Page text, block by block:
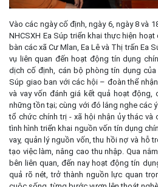
Vào các ngày cố định, ngày 6, ngày 8 và
NHCSXH Ea Súp triển khai thực hiện
bàn các xã Cư Mlan, Ea Lê và Thị trấn Ea
vụ liên quan đến hoạt động tín dụng
dịch cố định, cán bộ phòng tín dụng của
Súp giao ban với các hội – đoàn thể
và vay vốn đánh giá kết quả hoạt động,
những tồn tại; cùng với đó lắng nghe các
tổ chức chính trị - xã hội nhận ủy thác và
tình hình triển khai nguồn vốn tín dụng
vay, quản lý nguồn vốn, thu hồi nợ và hỗ
tạo việc làm, nâng cao thu nhập. Qua
bên liên quan, đến nay hoạt động tín
quả rõ nét, trở thành nguồn lực quan